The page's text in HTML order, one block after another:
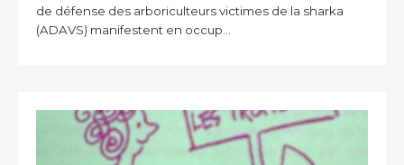
de défense des arboriculteurs victimes de la sharka
(ADAVS) manifestent en occup...